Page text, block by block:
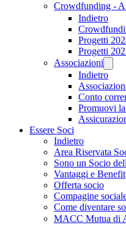
Crowdfunding -
Indietro
Progetti
Progetti
Associazioni
Indietro
Conto
Promuovi
Essere Soci
Indietro
Area Riservata
Sono un Socio
Vantaggi e Benefit
Offerta socio
Compagine
Come diventare
MACC Mutua di